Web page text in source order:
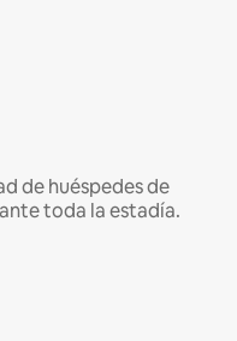
de huéspedes de
toda la estadía.